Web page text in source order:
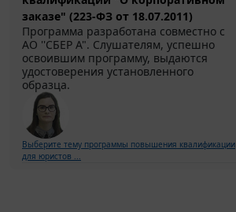
заказе" (223-ФЗ от 18.07.2011)
Программа разработана совместно с
АО ''СБЕР А". Слушателям, успешно
освоившим программу, выдаются
удостоверения установленного
образца.
Выберите тему программы повышения квалификации
для юристов ...